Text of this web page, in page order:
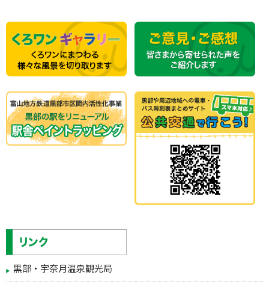
黒部・宇奈月温泉観光局